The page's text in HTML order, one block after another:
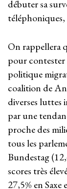
débuter sa
On rappellera
pour contester
politique
coalition de
diverses luttes
par une
proche des
tous les
Bundestag
scores très
27,5% en Saxe